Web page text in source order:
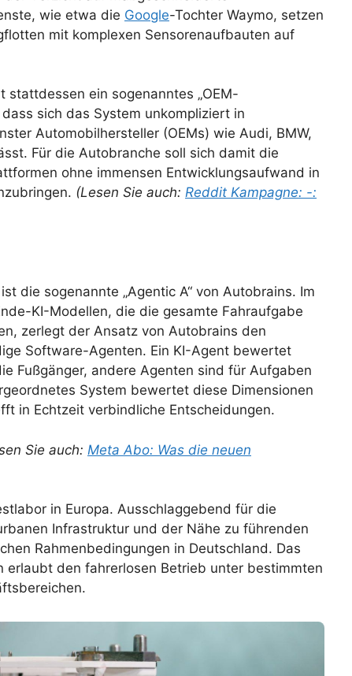
wie etwa die Google-Tochter Waymo, setzen
mit komplexen Sensorenaufbauten auf
stattdessen ein sogenanntes „OEM-
sich das System unkompliziert in
Automobilhersteller (OEMs) wie Audi, BMW,
Für die Autobranche soll sich damit die
ohne immensen Entwicklungsaufwand in
(Lesen Sie auch: Reddit Kampagne: -:
die sogenannte „Agentic A“ von Autobrains. Im
KI-Modellen, die die gesamte Fahraufgabe
zerlegt der Ansatz von Autobrains den
Software-Agenten. Ein KI-Agent bewertet
Fußgänger, andere Agenten sind für Aufgaben
System bewertet diese Dimensionen
in Echtzeit verbindliche Entscheidungen.
Sie auch: Meta Abo: Was die neuen
in Europa. Ausschlaggebend für die
Infrastruktur und der Nähe zu führenden
Rahmenbedingungen in Deutschland. Das
erlaubt den fahrerlosen Betrieb unter bestimmten